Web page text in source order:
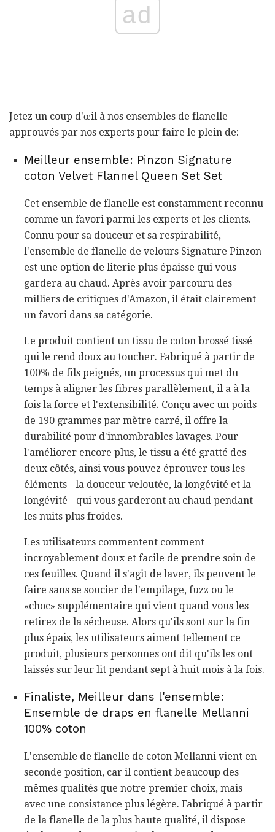
ad
Jetez un coup d'œil à nos ensembles de flanelle
approuvés par nos experts pour faire le plein de:
Meilleur ensemble: Pinzon Signature
coton Velvet Flannel Queen Set Set
Cet ensemble de flanelle est constamment reconnu
comme un favori parmi les experts et les clients.
Connu pour sa douceur et sa respirabilité,
l'ensemble de flanelle de velours Signature Pinzon
est une option de literie plus épaisse qui vous
gardera au chaud. Après avoir parcouru des
milliers de critiques d'Amazon, il était clairement
un favori dans sa catégorie.
Le produit contient un tissu de coton brossé tissé
qui le rend doux au toucher. Fabriqué à partir de
100% de fils peignés, un processus qui met du
temps à aligner les fibres parallèlement, il a à la
fois la force et l'extensibilité. Conçu avec un poids
de 190 grammes par mètre carré, il offre la
durabilité pour d'innombrables lavages. Pour
l'améliorer encore plus, le tissu a été gratté des
deux côtés, ainsi vous pouvez éprouver tous les
éléments - la douceur veloutée, la longévité et la
longévité - qui vous garderont au chaud pendant
les nuits plus froides.
Les utilisateurs commentent comment
incroyablement doux et facile de prendre soin de
ces feuilles. Quand il s'agit de laver, ils peuvent le
faire sans se soucier de l'empilage, fuzz ou le
«choc» supplémentaire qui vient quand vous les
retirez de la sécheuse. Alors qu'ils sont sur la fin
plus épais, les utilisateurs aiment tellement ce
produit, plusieurs personnes ont dit qu'ils les ont
laissés sur leur lit pendant sept à huit mois à la fois.
Finaliste, Meilleur dans l'ensemble:
Ensemble de draps en flanelle Mellanni
100% coton
L'ensemble de flanelle de coton Mellanni vient en
seconde position, car il contient beaucoup des
mêmes qualités que notre premier choix, mais
avec une consistance plus légère. Fabriqué à partir
de la flanelle de la plus haute qualité, il dispose